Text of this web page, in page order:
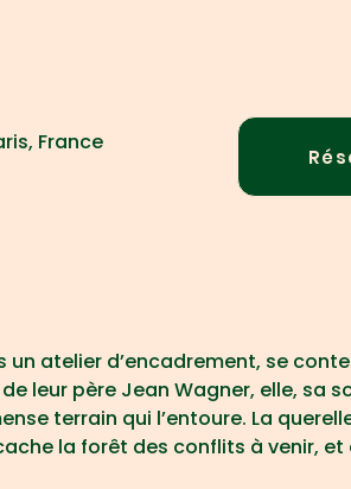
France
atelier d’encadrement, se
leur père Jean Wagner, elle, sa
terrain qui l’entoure. La
la forêt des conflits à venir, et